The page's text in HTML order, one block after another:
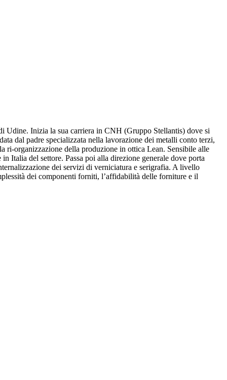
Udine. Inizia la sua carriera in CNH (Gruppo Stellantis) dove si
dal padre specializzata nella lavorazione dei metalli conto terzi,
ri-organizzazione della produzione in ottica Lean. Sensibile alle
Italia del settore. Passa poi alla direzione generale dove porta
dei servizi di verniciatura e serigrafia. A livello
dei componenti forniti, l’affidabilità delle forniture e il